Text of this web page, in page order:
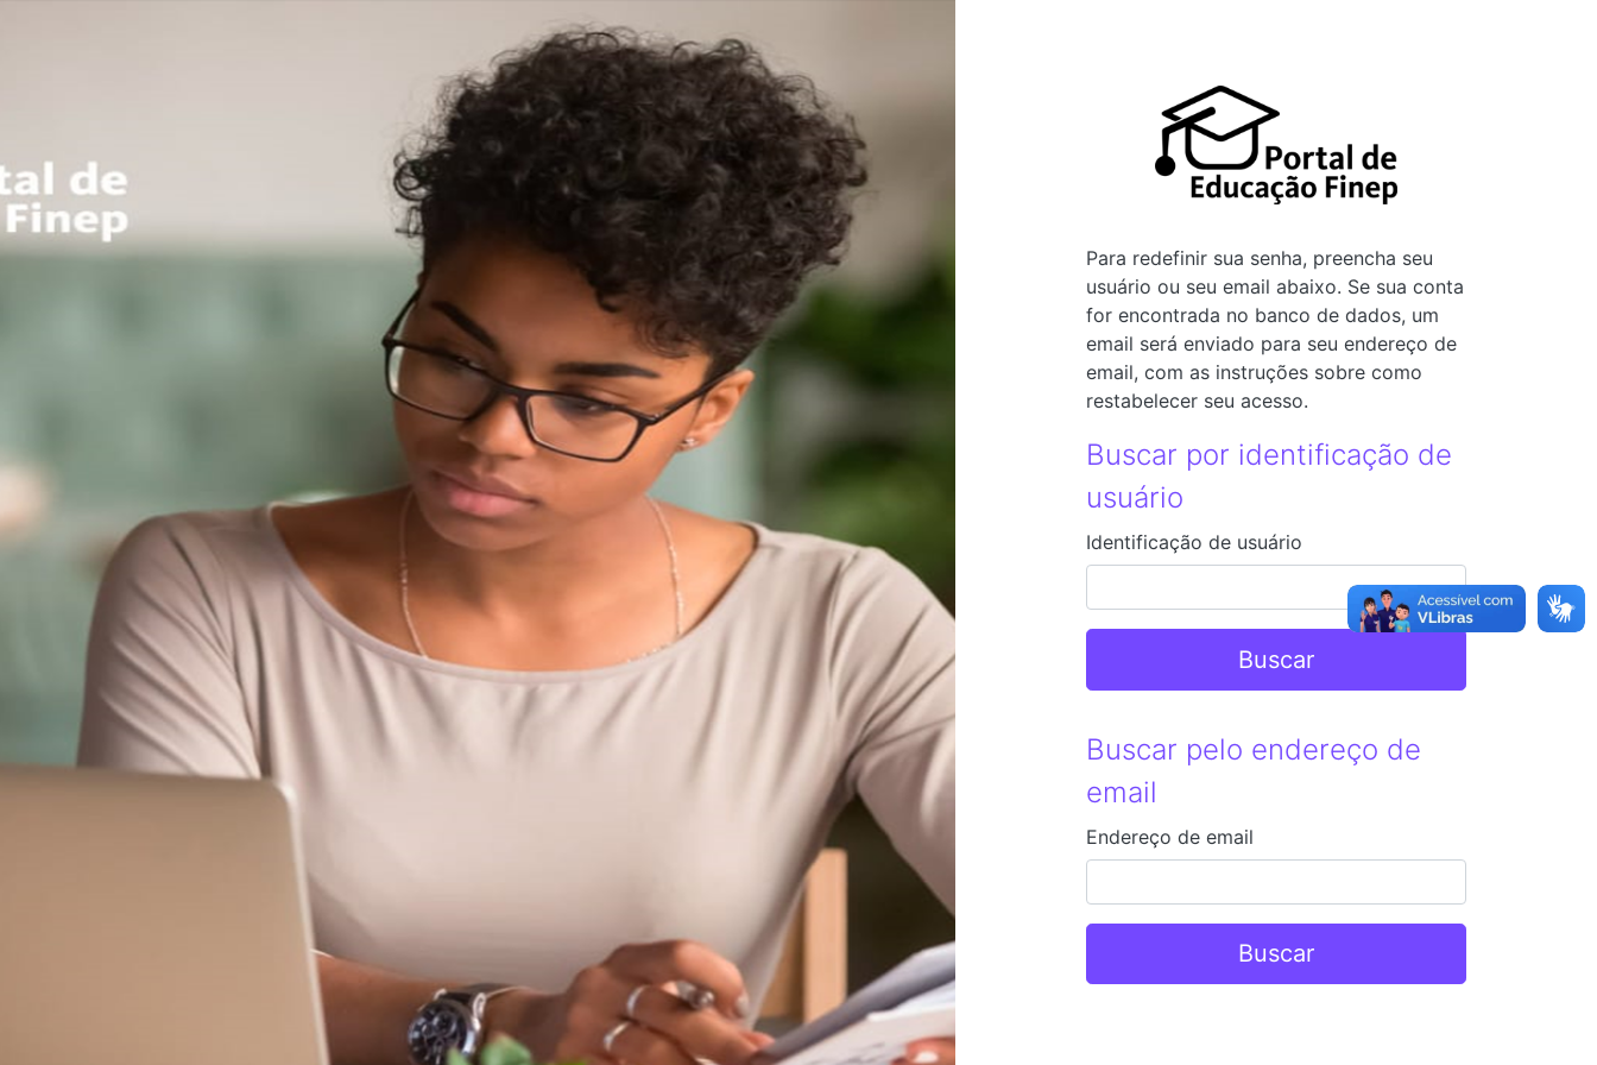
Para redefinir sua senha, preencha seu
usuário ou seu email abaixo. Se sua conta
for encontrada no banco de dados, um
email será enviado para seu endereço de
email, com as instruções sobre como
restabelecer seu acesso.
Buscar por identificação de
usuário
Identificação de usuário
Buscar pelo endereço de
email
Endereço de email